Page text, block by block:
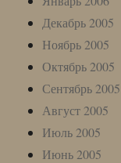
Декабрь 2005
Ноябрь 2005
Октябрь 2005
Сентябрь 2005
Август 2005
Июль 2005
Июнь 2005